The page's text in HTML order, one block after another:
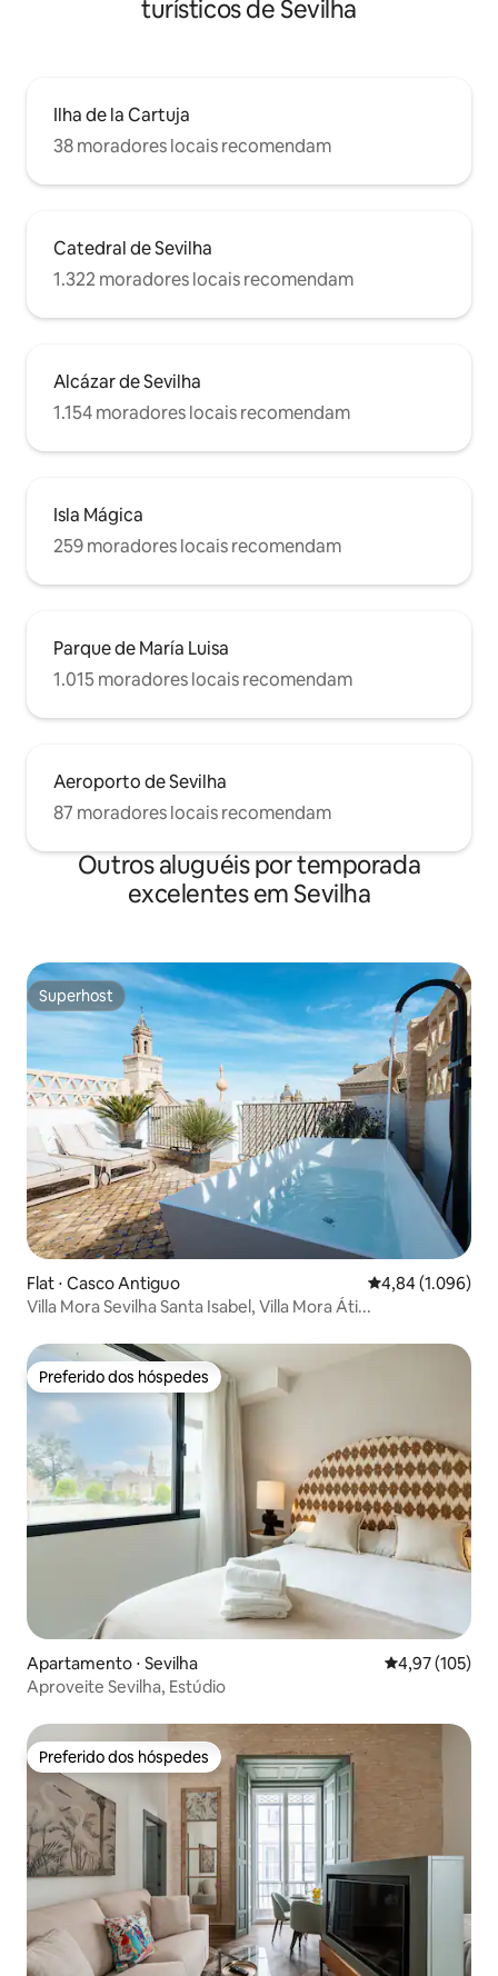
escaleras que bajan a la segunda planta y
turísticos de Sevilha
Ilha de la Cartuja
38 moradores locais recomendam
Catedral de Sevilha
1.322 moradores locais recomendam
Alcázar de Sevilha
1.154 moradores locais recomendam
Isla Mágica
259 moradores locais recomendam
Parque de María Luisa
1.015 moradores locais recomendam
Aeroporto de Sevilha
87 moradores locais recomendam
Outros aluguéis por temporada
excelentes em Sevilha
Superhost
Superhost
Flat ⋅ Casco Antiguo 4,84 de uma
4,84 (1.096)
Villa Mora Sevilha Santa Isabel, Villa Mora Áti...
Preferido dos hóspedes
Preferido dos hóspedes
Apartamento ⋅ Sevilha 4,97 de uma
4,97 (105)
Aproveite Sevilha, Estúdio
Preferido dos hóspedes
Preferido dos hóspedes